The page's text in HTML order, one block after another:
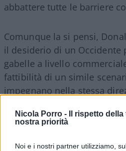
Nicola Porro -
Il rispetto
nostra priorità
Noi e i nostri partner utilizziamo,
abbattere tutte le barriere
Comunque la si pensi,
il desiderio di un Occidente
gabelle a livello
fattibilità di un simile
impegnano nella stessa
l’apertura dei mercati non
Quindi i cari media non ce
avrebbe fatto meglio a